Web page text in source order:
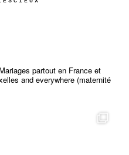
Mariages partout en France et
and everywhere (maternité